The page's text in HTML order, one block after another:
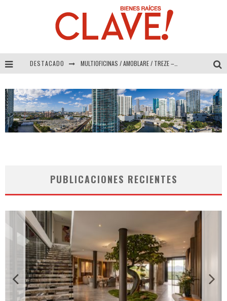
DESTACADO MULTIOFICINAS / AMOBLARE / TREZE – Especial Interiorismo & Decoración 2026
COLINEAL – Especial Interiorismo & Decoración 2026
ADRIANA HOYOS DESIGN STUDIO – Especial Interiorismo & Decoración 2026
PUBLICACIONES RECIENTES